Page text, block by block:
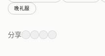
晚礼服
分享